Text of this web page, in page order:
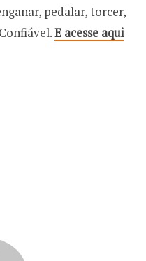
pedalar, torcer,
E acesse aqui